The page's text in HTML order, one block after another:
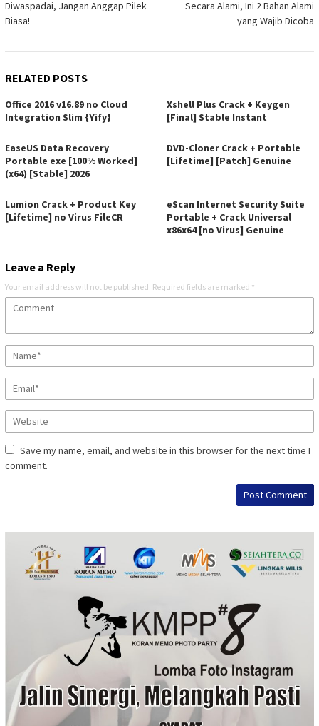
Diwaspadai, Jangan Anggap Pilek
Biasa!
Secara Alami, Ini 2 Bahan Alami
yang Wajib Dicoba
RELATED POSTS
Office 2016 v16.89 no Cloud
Integration Slim {Yify}
Xshell Plus Crack + Keygen
[Final] Stable Instant
EaseUS Data Recovery
Portable exe [100% Worked]
(x64) [Stable] 2026
DVD-Cloner Crack + Portable
[Lifetime] [Patch] Genuine
Lumion Crack + Product Key
[Lifetime] no Virus FileCR
eScan Internet Security Suite
Portable + Crack Universal
x86x64 [no Virus] Genuine
Leave a Reply
Your email address will not be published. Required fields are marked *
Save my name, email, and website in this browser for the next time I
comment.